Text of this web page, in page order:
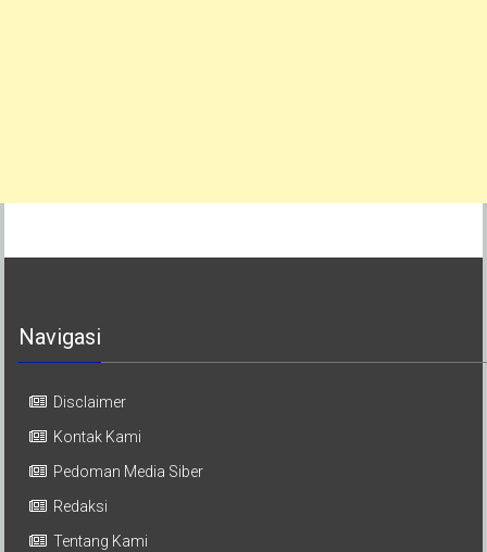
Navigasi
Disclaimer
Kontak Kami
Pedoman Media Siber
Redaksi
Tentang Kami